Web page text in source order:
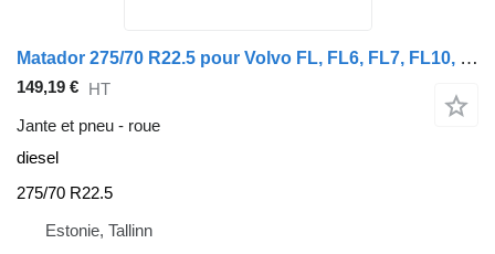
Matador 275/70 R22.5 pour Volvo FL, FL6, FL7, FL10, FL12, FS718 (1985-2005)
149,19 € HT
Jante et pneu - roue
diesel
275/70 R22.5
Estonie, Tallinn